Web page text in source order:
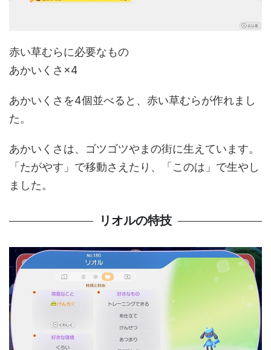
赤い草むらに必要なもの
あかいくさ×4
あかいくさを4個並べると、赤い草むらが作れまし
た。
あかいくさは、ゴツゴツやまの街に生えています。
「たがやす」で移動さえたり、「このは」で生やし
ました。
リオルの特技